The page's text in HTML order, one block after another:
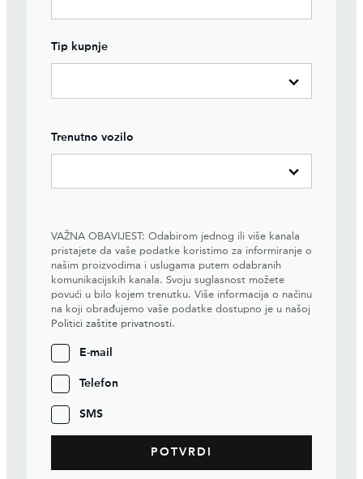
Tip kupnje
Trenutno vozilo
VAŽNA OBAVIJEST: Odabirom jednog ili više kanala
pristajete da vaše podatke koristimo za informiranje o
našim proizvodima i uslugama putem odabranih
komunikacijskih kanala. Svoju suglasnost možete
povući u bilo kojem trenutku. Više informacija o načinu
na koji obrađujemo vaše podatke dostupno je u našoj
Politici zaštite privatnosti.
E-mail
Telefon
SMS